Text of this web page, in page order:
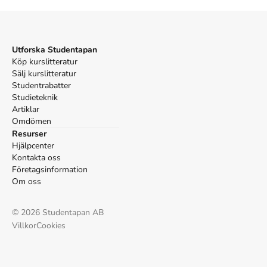
Utforska Studentapan
Köp kurslitteratur
Sälj kurslitteratur
Studentrabatter
Studieteknik
Artiklar
Omdömen
Resurser
Hjälpcenter
Kontakta oss
Företagsinformation
Om oss
© 2026 Studentapan AB
VillkorCookies